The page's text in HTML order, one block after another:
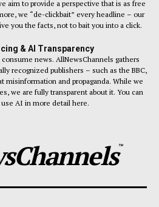
aim to provide a perspective that is as free
we “de-clickbait” every headline – our
you the facts, not to bait you into a click.
& AI Transparency
news. AllNewsChannels gathers
recognized publishers – such as the BBC,
misinformation and propaganda. While we
we are fully transparent about it. You can
AI in more detail here.
™